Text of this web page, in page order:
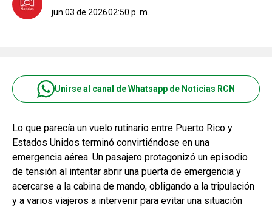
jun 03 de 202602:50 p. m.
Unirse al canal de Whatsapp de Noticias RCN
Lo que parecía un vuelo rutinario entre Puerto Rico y
Estados Unidos terminó convirtiéndose en una
emergencia aérea. Un pasajero protagonizó un episodio
de tensión al intentar abrir una puerta de emergencia y
acercarse a la cabina de mando, obligando a la tripulación
y a varios viajeros a intervenir para evitar una situación